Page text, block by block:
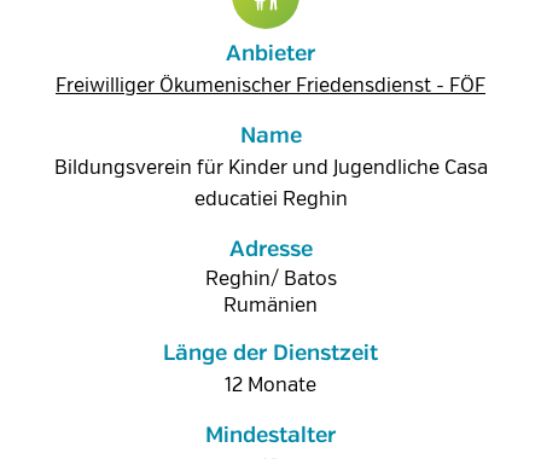
Anbieter
Freiwilliger Ökumenischer Friedensdienst - FÖF
Name
Bildungsverein für Kinder und Jugendliche Casa
educatiei Reghin
Adresse
Reghin/ Batos
Rumänien
Länge der Dienstzeit
12 Monate
Mindestalter